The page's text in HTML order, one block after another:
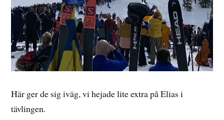
Här ger de sig iväg, vi hejade lite extra på Elias i
tävlingen.